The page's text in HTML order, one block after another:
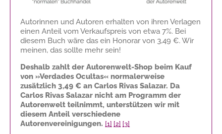
Autorinnen und Autoren erhalten von ihren Verlagen
einen Anteil vom Verkaufspreis von etwa 7%. Bei
diesem Buch wäre das ein Honorar von 3,49 €. Wir
meinen, das sollte mehr sein!
Deshalb zahlt der Autorenwelt-Shop beim Kauf
von »Verdades Ocultas« normalerweise
zusätzlich 3,49 € an Carlos Rivas Salazar. Da
Carlos Rivas Salazar nicht am Programm der
Autorenwelt teilnimmt, unterstützen wir mit
diesem Anteil verschiedene
Autorenvereinigungen. [1] [2] [3]